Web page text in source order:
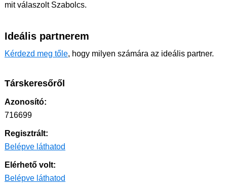
mit válaszolt Szabolcs.
Ideális partnerem
Kérdezd meg tőle, hogy milyen számára az ideális partner.
Társkeresőről
Azonosító:
716699
Regisztrált:
Belépve láthatod
Elérhető volt:
Belépve láthatod